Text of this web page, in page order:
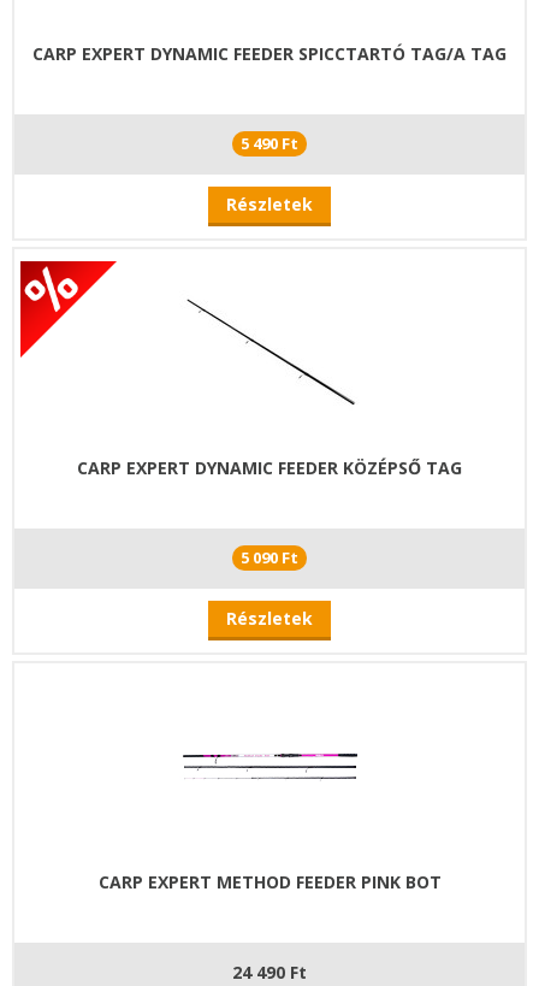
CARP EXPERT DYNAMIC FEEDER SPICCTARTÓ TAG/A TAG
5 490 Ft
Részletek
CARP EXPERT DYNAMIC FEEDER KÖZÉPSŐ TAG
5 090 Ft
Részletek
CARP EXPERT METHOD FEEDER PINK BOT
24 490 Ft